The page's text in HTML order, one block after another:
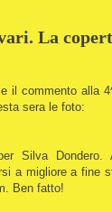
La
il commento alla
sera le foto:
Silva
a migliore a fine
Ben fatto!